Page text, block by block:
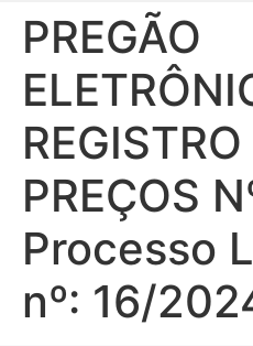
PREGÃO
REGISTRO
PREÇOS
Processo
nº: 16/